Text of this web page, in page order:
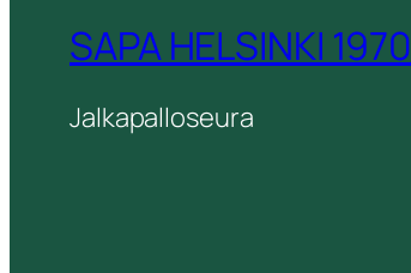
SAPA HELSINKI 1970
Jalkapalloseura